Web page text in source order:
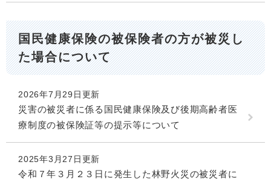
国民健康保険の被保険者の方が被災し
た場合について
2026年7月29日更新
災害の被災者に係る国民健康保険及び後期高齢者医
療制度の被保険証等の提示等について
2025年3月27日更新
令和７年３月２３日に発生した林野火災の被災者に